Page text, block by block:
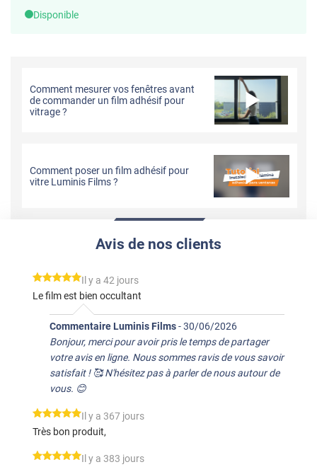
Disponible
Comment mesurer vos fenêtres avant
de commander un film adhésif pour
vitrage ?
Comment poser un film adhésif pour
vitre Luminis Films ?
Avis de nos clients
*****
Il y a 42 jours
Le film est bien occultant
Commentaire Luminis Films-30/06/2026
Bonjour, merci pour avoir pris le temps de partager
votre avis en ligne. Nous sommes ravis de vous savoir
satisfait ! 🥰 N'hésitez pas à parler de nous autour de
vous. 😊
*****
Il y a 367 jours
Très bon produit,
*****
Il y a 383 jours